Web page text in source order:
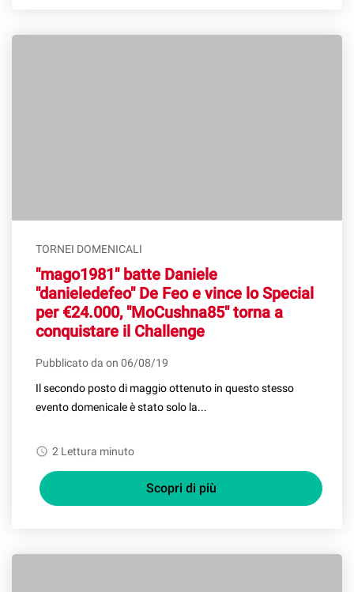
TORNEI DOMENICALI
"mago1981" batte Daniele
"danieledefeo" De Feo e vince lo Special
per €24.000, "MoCushna85" torna a
conquistare il Challenge
Pubblicato da on 06/08/19
Il secondo posto di maggio ottenuto in questo stesso
evento domenicale è stato solo la...
watch_later 2 Lettura minuto
Scopri di più